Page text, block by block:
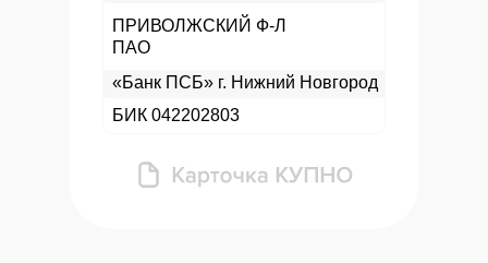
ПРИВОЛЖСКИЙ Ф-Л
ПАО
«Банк ПСБ» г. Нижний Новгород
БИК 042202803